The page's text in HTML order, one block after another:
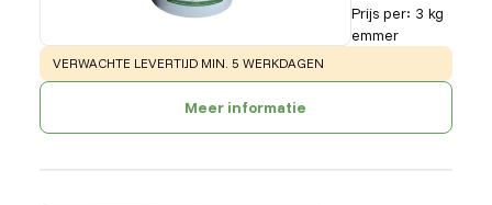
Prijs per: 3 kg
emmer
WARNING:
VERWACHTE LEVERTIJD MIN. 5 WERKDAGEN
Meer informatie